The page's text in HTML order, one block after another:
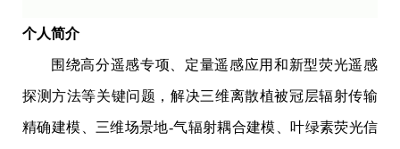
个人简介
围绕高分遥感专项、定量遥感应用和新型荧光遥感
探测方法等关键问题，解决三维离散植被冠层辐射传输
精确建模、三维场景地-气辐射耦合建模、叶绿素荧光信